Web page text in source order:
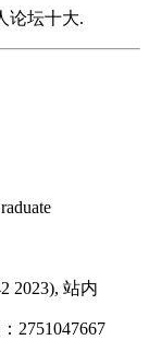
论坛十大.
2023), 站内
2751047667